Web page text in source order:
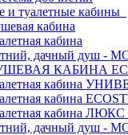
и туалетные кабины
кабина
кабина
дачный душ -
КАБИНА
кабина
кабина
кабина
дачный душ -